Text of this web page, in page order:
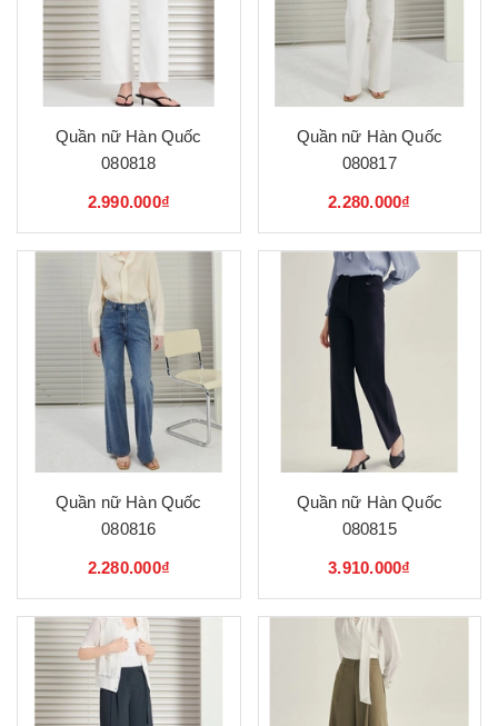
Quần nữ Hàn Quốc
080818
2.990.000₫
Quần nữ Hàn Quốc
080817
2.280.000₫
Quần nữ Hàn Quốc
080816
2.280.000₫
Quần nữ Hàn Quốc
080815
3.910.000₫